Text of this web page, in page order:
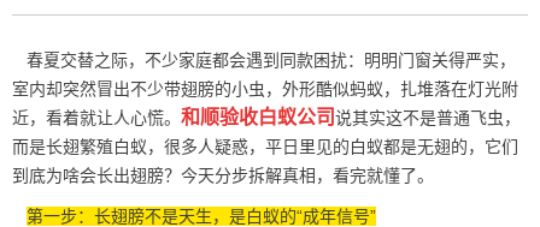
春夏交替之际，不少家庭都会遇到同款困扰：明明门窗关得严实，
室内却突然冒出不少带翅膀的小虫，外形酷似蚂蚁，扎堆落在灯光附
近，看着就让人心慌。 和顺验收白蚁公司说其实这不是普通飞虫，
而是长翅繁殖白蚁，很多人疑惑，平日里见的白蚁都是无翅的，它们
到底为啥会长出翅膀？今天分步拆解真相，看完就懂了。
第一步：长翅膀不是天生，是白蚁的“成年信号”